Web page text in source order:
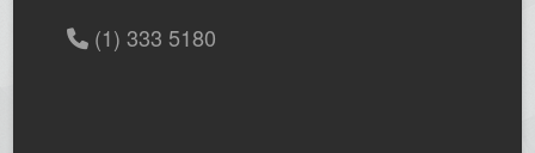
(1) 333 5180